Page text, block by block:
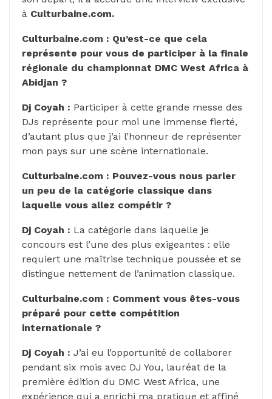
à Culturbaine.com.
Culturbaine.com : Qu’est-ce que cela
représente pour vous de participer à la finale
régionale du championnat DMC West Africa à
Abidjan ?
Dj Coyah : Participer à cette grande messe des
DJs représente pour moi une immense fierté,
d’autant plus que j’ai l’honneur de représenter
mon pays sur une scène internationale.
Culturbaine.com : Pouvez-vous nous parler
un peu de la catégorie classique dans
laquelle vous allez compétir ?
Dj Coyah : La catégorie dans laquelle je
concours est l’une des plus exigeantes : elle
requiert une maîtrise technique poussée et se
distingue nettement de l’animation classique.
Culturbaine.com : Comment vous êtes-vous
préparé pour cette compétition
internationale ?
Dj Coyah : J’ai eu l’opportunité de collaborer
pendant six mois avec DJ You, lauréat de la
première édition du DMC West Africa, une
expérience qui a enrichi ma pratique et affiné